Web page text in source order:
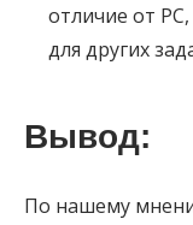
отличие от
для других
Вывод:
По нашему